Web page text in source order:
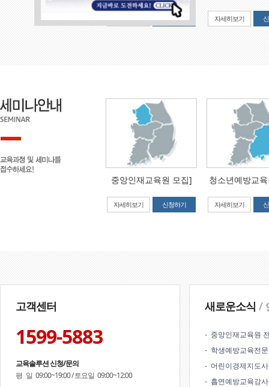
신청하기 자세히보기
중앙인재교육원 모집]
자세히보기 신청하기
청소년예방교
자세히보기
고객센터
1599-5883
교육솔루션 신청/문의
평 일 09:00~19:00 /토요일 09:00~12:00
새로운소식 /
- 중앙인재교육원
- 학생예방교육전
- 어린이경제지도
- 흡연예방교육강